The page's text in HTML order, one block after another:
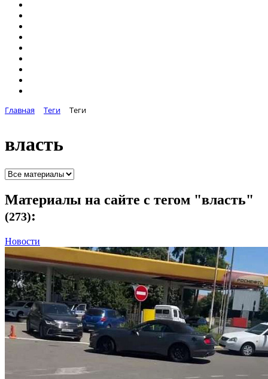
Главная Теги Теги
власть
Материалы на сайте с тегом "власть"
(273):
Новости